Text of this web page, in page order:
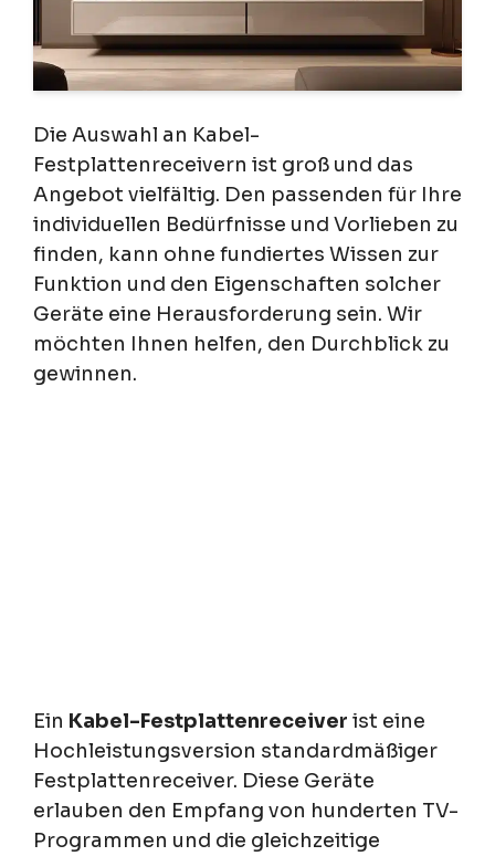
Die Auswahl an Kabel-
Festplattenreceivern ist groß und das
Angebot vielfältig. Den passenden für Ihre
individuellen Bedürfnisse und Vorlieben zu
finden, kann ohne fundiertes Wissen zur
Funktion und den Eigenschaften solcher
Geräte eine Herausforderung sein. Wir
möchten Ihnen helfen, den Durchblick zu
gewinnen.
Ein Kabel-Festplattenreceiver ist eine
Hochleistungsversion standardmäßiger
Festplattenreceiver. Diese Geräte
erlauben den Empfang von hunderten TV-
Programmen und die gleichzeitige